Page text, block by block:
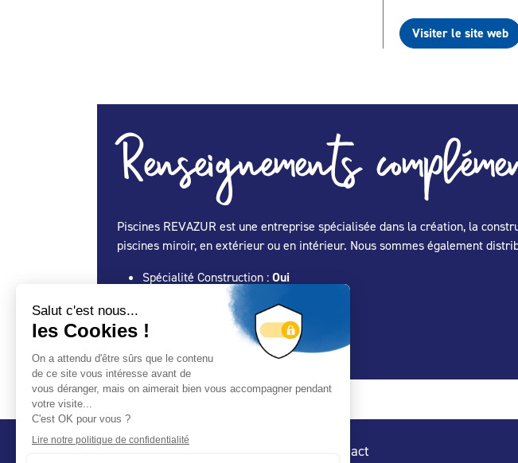
Visiter le site web
Renseignements
Piscines REVAZUR est une entreprise spécialisée dans la création, la
piscines miroir, en extérieur ou en intérieur. Nous sommes également
Spécialité Construction : Oui
Spécialité Entretien Maintenance :
Oui
Spécialité Abris : Oui
Contact